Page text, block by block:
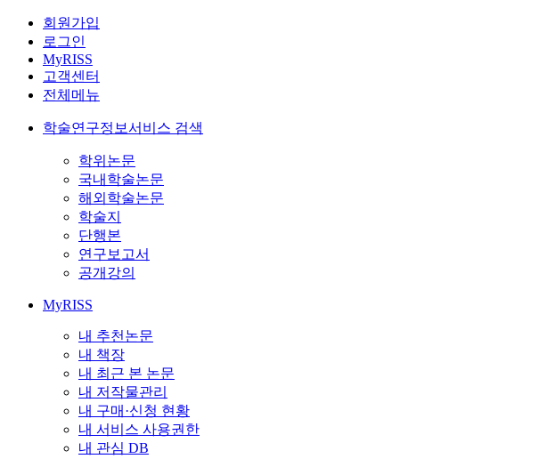
회원가입
로그인
MyRISS
고객센터
전체메뉴
학술연구정보서비스 검색
학위논문
국내학술논문
해외학술논문
학술지
단행본
연구보고서
공개강의
MyRISS
내 추천논문
내 책장
내 최근 본 논문
내 저작물관리
내 구매·신청 현황
내 서비스 사용권한
내 관심 DB